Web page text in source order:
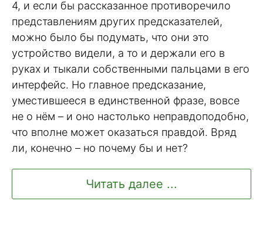
4, и если бы рассказанное противоречило
представлениям других предсказателей,
можно было бы подумать, что они это
устройство видели, а то и держали его в
руках и тыкали собственными пальцами в его
интерфейс. Но главное предсказание,
уместившееся в единственной фразе, вовсе
не о нём – и оно настолько неправдоподобно,
что вполне может оказаться правдой. Вряд
ли, конечно – но почему бы и нет?
Читать далее ...